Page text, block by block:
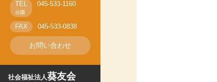
TEL
分園
045-533-1160
FAX 045-533-0838
お問い合わせ
社会福祉法人葵友会